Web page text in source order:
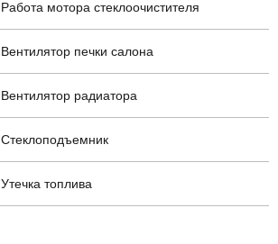
Работа мотора стеклоочистителя
Вентилятор печки салона
Вентилятор радиатора
Стеклоподъемник
Утечка топлива